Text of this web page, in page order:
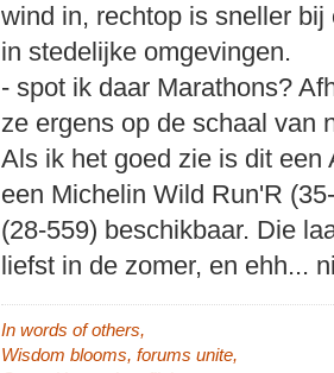
wind in, rechtop is sneller
in stedelijke omgevingen.
- spot ik daar Marathons?
ze ergens op de schaal van
Als ik het goed zie is dit
een Michelin Wild Run'R
(28-559) beschikbaar. Die
liefst in de zomer, en ehh...
In words of others,
Wisdom blooms, forums unite,